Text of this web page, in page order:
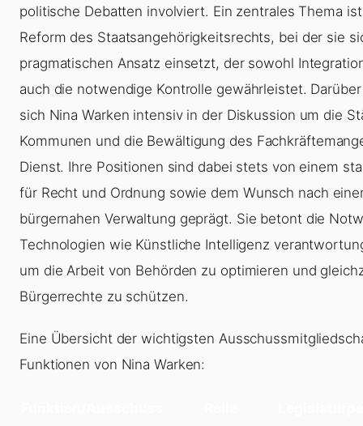
politische Debatten involviert. Ein zentrales Thema
Reform des Staatsangehörigkeitsrechts, bei der sie
pragmatischen Ansatz einsetzt, der sowohl
auch die notwendige Kontrolle gewährleistet.
sich Nina Warken intensiv in der Diskussion um die
Kommunen und die Bewältigung des
Dienst. Ihre Positionen sind dabei stets von einem
für Recht und Ordnung sowie dem Wunsch nach
bürgernahen Verwaltung geprägt. Sie betont die
Technologien wie Künstliche Intelligenz
um die Arbeit von Behörden zu optimieren und
Bürgerrechte zu schützen.
Eine Übersicht der wichtigsten
Funktionen von Nina Warken: